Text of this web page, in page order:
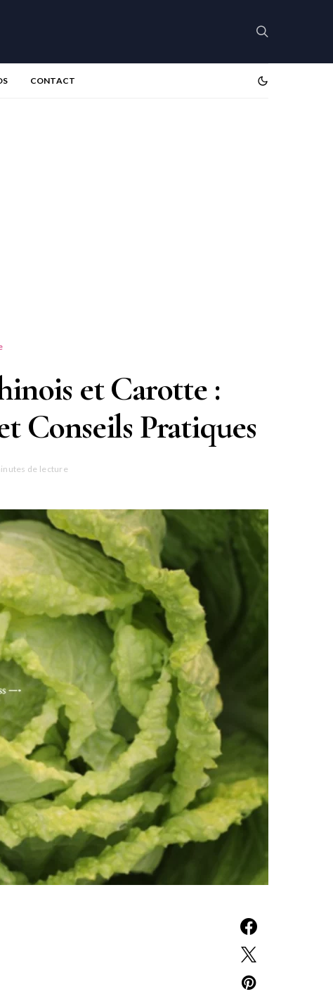
CONTACT
et Carotte :
Conseils Pratiques
de lecture